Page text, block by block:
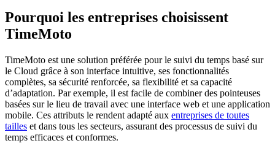
Pourquoi les entreprises choisissent
TimeMoto
TimeMoto est une solution préférée pour le suivi du temps basé sur
le Cloud grâce à son interface intuitive, ses fonctionnalités
complètes, sa sécurité renforcée, sa flexibilité et sa capacité
d’adaptation. Par exemple, il est facile de combiner des pointeuses
basées sur le lieu de travail avec une interface web et une application
mobile. Ces attributs le rendent adapté aux entreprises de toutes
tailles et dans tous les secteurs, assurant des processus de suivi du
temps efficaces et conformes.